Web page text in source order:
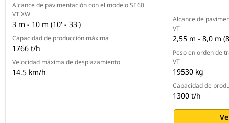
Alcance de pavimentación con el modelo SE60
VT XW
3 m - 10 m (10' - 33')
Capacidad de producción máxima
1766 t/h
Velocidad máxima de desplazamiento
14.5 km/h
Alcance de
VT
2,55 m - 8,0 m
Peso en orden de
VT
19530 kg
Capacidad de
1300 t/h